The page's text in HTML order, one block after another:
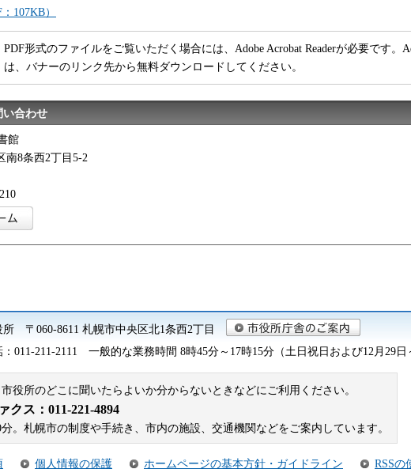
107KB）
PDF形式のファイルをご覧いただく場合には、Adobe Acrobat Readerが必要です。
は、バナーのリンク先から無料ダウンロードしてください。
い合わせ
館
8条西2丁目5-2
所 〒060-8611 札幌市中央区北1条西2丁目
011-211-2111 一般的な業務時間 8時45分～17時15分（土日祝日および12月29日
市役所のどこに聞いたらよいか分からないときなどにご利用ください。
クス：011-221-4894
。札幌市の制度や手続き、市内の施設、交通機関などをご案内しています。
個人情報の保護 ホームページの基本方針・ガイドライン RSSの